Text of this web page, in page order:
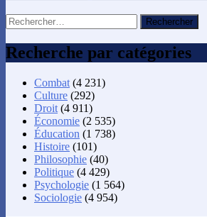
Rechercher :
Recherche par catégories
Combat (4 231)
Culture (292)
Droit (4 911)
Économie (2 535)
Éducation (1 738)
Histoire (101)
Philosophie (40)
Politique (4 429)
Psychologie (1 564)
Sociologie (4 954)